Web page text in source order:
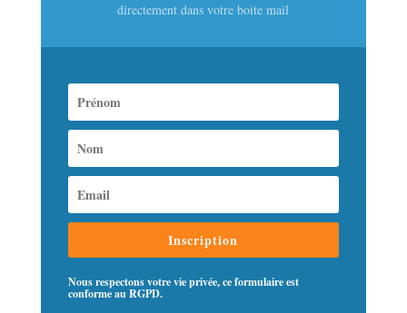
directement dans votre boite mail
Inscription
Nous respectons votre vie privée, ce formulaire est
conforme au RGPD.